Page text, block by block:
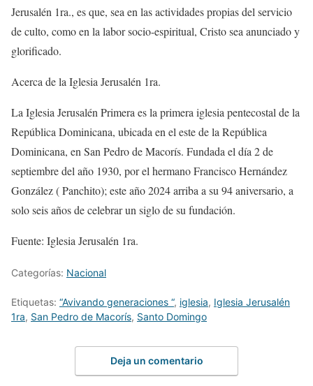
Jerusalén 1ra., es que, sea en las actividades propias del servicio
de culto, como en la labor socio-espiritual, Cristo sea anunciado y
glorificado.
Acerca de la Iglesia Jerusalén 1ra.
La Iglesia Jerusalén Primera es la primera iglesia pentecostal de la
República Dominicana, ubicada en el este de la República
Dominicana, en San Pedro de Macorís. Fundada el día 2 de
septiembre del año 1930, por el hermano Francisco Hernández
González ( Panchito); este año 2024 arriba a su 94 aniversario, a
solo seis años de celebrar un siglo de su fundación.
Fuente: Iglesia Jerusalén 1ra.
Categorías: Nacional
Etiquetas: “Avivando generaciones “, iglesia, Iglesia Jerusalén
1ra, San Pedro de Macorís, Santo Domingo
Deja un comentario